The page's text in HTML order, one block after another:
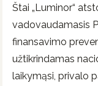
Štai „Luminor“
vadovaudamasis
finansavimo
užtikrindamas
laikymąsi, privalo